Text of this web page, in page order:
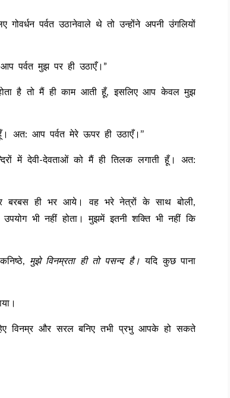
पर्वत उठानेवाले थे तो उन्होंने अपनी उंगलियों
पर्वत मुझ पर ही उठाएँ।”
होता है तो मैं ही काम आती हूँ, इसलिए आप केवल मुझ
अत: आप पर्वत मेरे ऊपर ही उठाएँ।’’
में देवी-देवताओं को मैं ही तिलक लगाती हूँ। अत:
बरबस ही भर आये। वह भरे नेत्रों के साथ बोली,
भी नहीं होता। मुझमें इतनी शक्ति भी नहीं कि
मुझे विनम्रता ही तो पसन्द है। यदि कुछ पाना
विनम्र और सरल बनिए तभी प्रभु आपके हो सकते